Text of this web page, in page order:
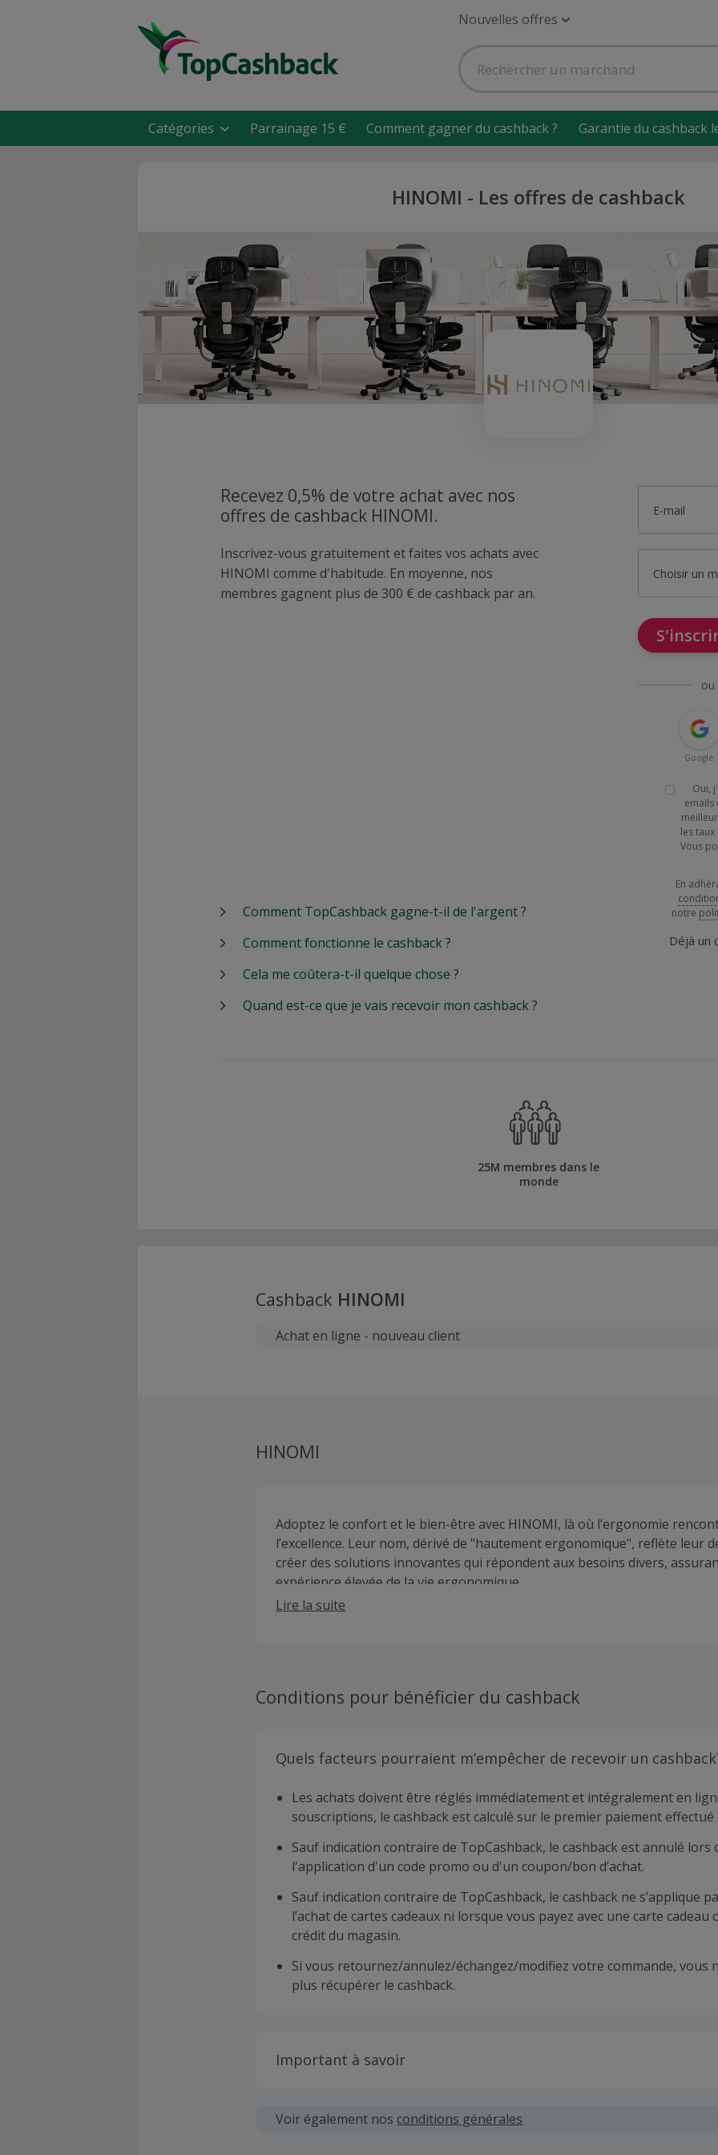
Nouvelles offres
Catégories Parrainage 15 € Comment gagner du cashback ? Garantie du cashback
HINOMI - Les offres de cashback
Recevez 0,5% de votre achat avec nos
offres de cashback HINOMI.
Inscrivez-vous gratuitement et faites vos achats avec
HINOMI comme d'habitude. En moyenne, nos
membres gagnent plus de 300 € de cashback par an.
E-mail
Choisir un
ou
Google
Oui,
emails
les
Vous
En
notre
Déjà un
Comment TopCashback gagne-t-il de l'argent ?
Comment fonctionne le cashback ?
Cela me coûtera-t-il quelque chose ?
Quand est-ce que je vais recevoir mon cashback ?
25M membres dans le
monde
Cashback HINOMI
Achat en ligne - nouveau client
HINOMI
Adoptez le confort et le bien-être avec HINOMI, là où l’ergonomie
l’excellence. Leur nom, dérivé de "hautement ergonomique", reflète leur
créer des solutions innovantes qui répondent aux besoins divers,
expérience élevée de la vie ergonomique.
Lire la suite
Conditions pour bénéficier du cashback
Quels facteurs pourraient m’empêcher de recevoir un
Les achats doivent être réglés immédiatement et intégralement en
souscriptions, le cashback est calculé sur le premier paiement effectué
Sauf indication contraire de TopCashback, le cashback est annulé lors
l'application d'un code promo ou d'un coupon/bon d’achat.
Sauf indication contraire de TopCashback, le cashback ne s’applique
l’achat de cartes cadeaux ni lorsque vous payez avec une carte cadeau
crédit du magasin.
Si vous retournez/annulez/échangez/modifiez votre commande, vous
plus récupérer le cashback.
Important à savoir
soumises au plus tard dans les 100 jours qui suivent la date d'achat.
Voir également nos conditions générales